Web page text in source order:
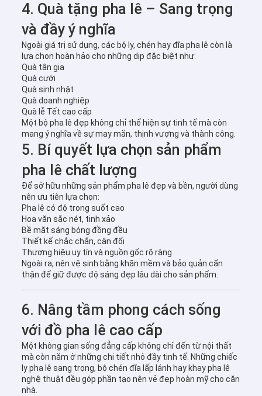
4. Quà tặng pha lê – Sang trọng
và đầy ý nghĩa
Ngoài giá trị sử dụng, các bộ ly, chén hay đĩa pha lê còn là
lựa chọn hoàn hảo cho những dịp đặc biệt như:
Quà tân gia
Quà cưới
Quà sinh nhật
Quà doanh nghiệp
Quà lễ Tết cao cấp
Một bộ pha lê đẹp không chỉ thể hiện sự tinh tế mà còn
mang ý nghĩa về sự may mắn, thịnh vượng và thành công.
5. Bí quyết lựa chọn sản phẩm
pha lê chất lượng
Để sở hữu những sản phẩm pha lê đẹp và bền, người dùng
nên ưu tiên lựa chọn:
Pha lê có độ trong suốt cao
Hoa văn sắc nét, tinh xảo
Bề mặt sáng bóng đồng đều
Thiết kế chắc chắn, cân đối
Thương hiệu uy tín và nguồn gốc rõ ràng
Ngoài ra, nên vệ sinh bằng khăn mềm và bảo quản cẩn
thận để giữ được độ sáng đẹp lâu dài cho sản phẩm.
6. Nâng tầm phong cách sống
với đồ pha lê cao cấp
Một không gian sống đẳng cấp không chỉ đến từ nội thất
mà còn nằm ở những chi tiết nhỏ đầy tinh tế. Những chiếc
ly pha lê sang trọng, bộ chén đĩa lấp lánh hay khay pha lê
nghệ thuật đều góp phần tạo nên vẻ đẹp hoàn mỹ cho căn
nhà.